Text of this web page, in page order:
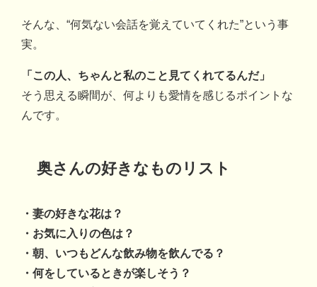
そんな、“何気ない会話を覚えていてくれた”という事
実。
「この人、ちゃんと私のこと見てくれてるんだ」
そう思える瞬間が、何よりも愛情を感じるポイントな
んです。
奥さんの好きなものリスト
・妻の好きな花は？
・お気に入りの色は？
・朝、いつもどんな飲み物を飲んでる？
・何をしているときが楽しそう？